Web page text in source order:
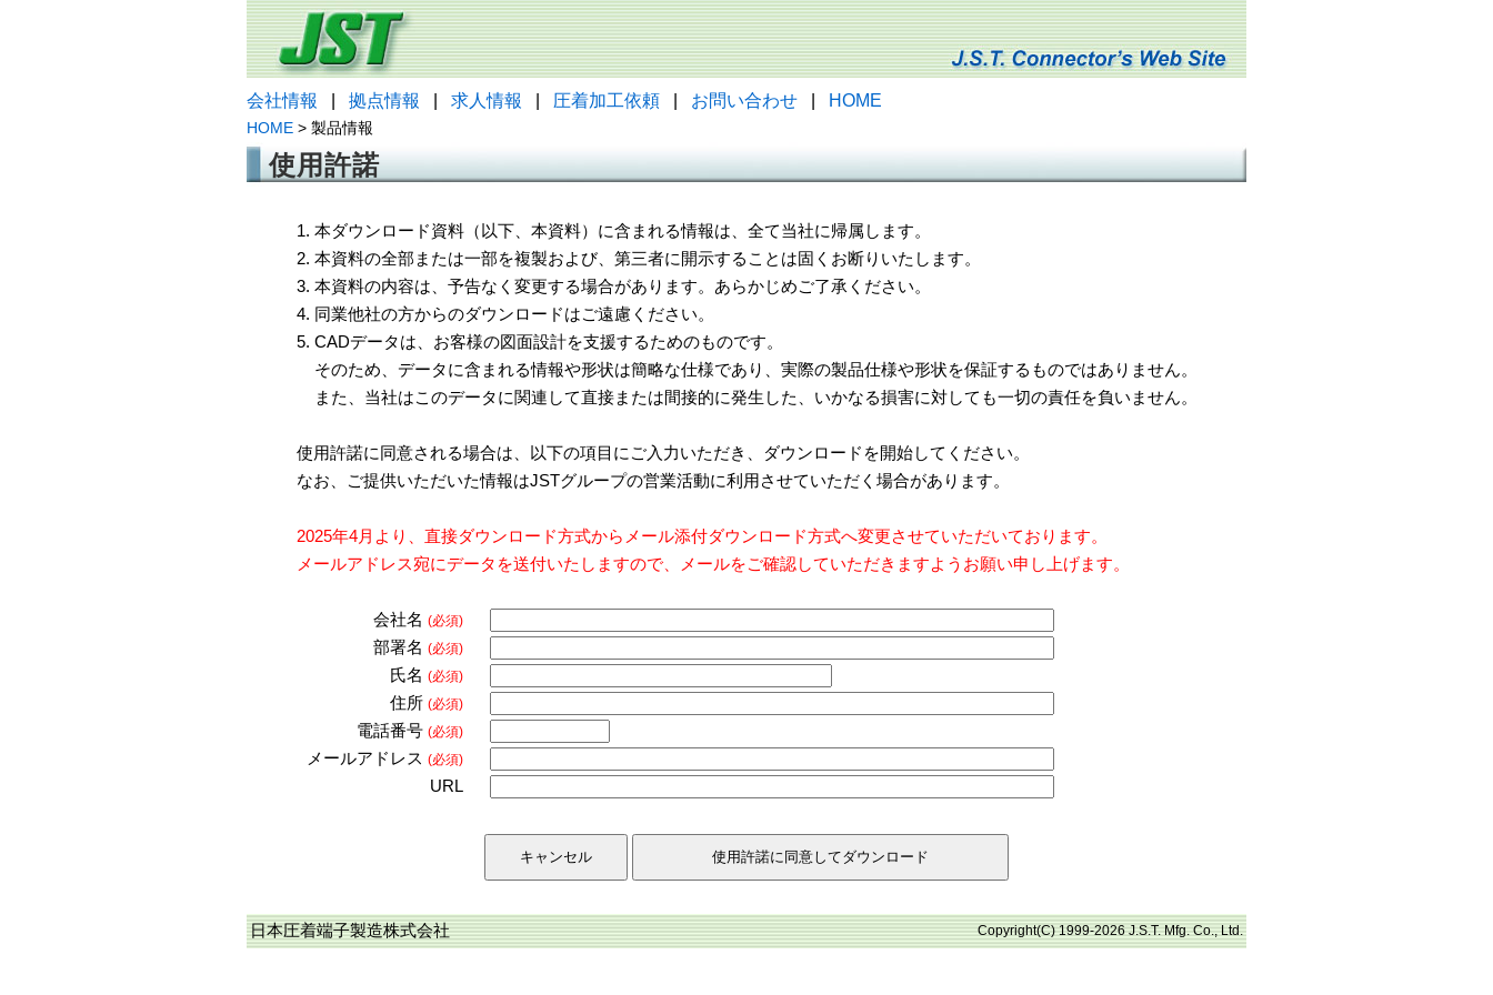
会社情報 拠点情報 求人情報 圧着加工依頼 お問い合わせ HOME
HOME > 製品情報
使用許諾
1. 本ダウンロード資料（以下、本資料）に含まれる情報は、全て当社に帰属します。
2. 本資料の全部または一部を複製および、第三者に開示することは固くお断りいたします。
3. 本資料の内容は、予告なく変更する場合があります。あらかじめご了承ください。
4. 同業他社の方からのダウンロードはご遠慮ください。
5. CADデータは、お客様の図面設計を支援するためのものです。
そのため、データに含まれる情報や形状は簡略な仕様であり、実際の製品仕様や形状を保証するものではありません。
また、当社はこのデータに関連して直接または間接的に発生した、いかなる損害に対しても一切の責任を負いません。
使用許諾に同意される場合は、以下の項目にご入力いただき、ダウンロードを開始してください。
なお、ご提供いただいた情報はJSTグループの営業活動に利用させていただく場合があります。
2025年4月より、直接ダウンロード方式からメール添付ダウンロード方式へ変更させていただいております。
メールアドレス宛にデータを送付いたしますので、メールをご確認していただきますようお願い申し上げます。
会社名 (必須)
部署名 (必須)
氏名 (必須)
住所 (必須)
電話番号 (必須)
メールアドレス (必須)
URL
日本圧着端子製造株式会社 Copyright(C) 1999-2026 J.S.T. Mfg. Co., Ltd.